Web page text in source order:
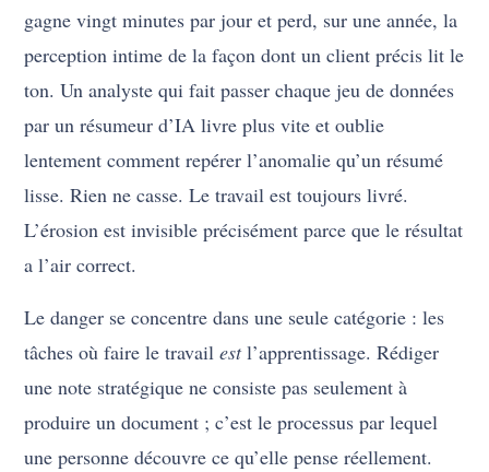
gagne vingt minutes par jour et perd, sur une année, la
perception intime de la façon dont un client précis lit le
ton. Un analyste qui fait passer chaque jeu de données
par un résumeur d’IA livre plus vite et oublie
lentement comment repérer l’anomalie qu’un résumé
lisse. Rien ne casse. Le travail est toujours livré.
L’érosion est invisible précisément parce que le résultat
a l’air correct.
Le danger se concentre dans une seule catégorie : les
tâches où faire le travailestl’apprentissage. Rédiger
une note stratégique ne consiste pas seulement à
produire un document ; c’est le processus par lequel
une personne découvre ce qu’elle pense réellement.